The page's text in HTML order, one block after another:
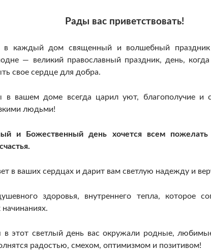
Рады вас приветствовать!
в каждый дом священный и волшебный
— великий православный праздник, день,
свое сердце для добра.
в вашем доме всегда царил уют, благополучие и
людьми!
и Божественный день хочется всем
в ваших сердцах и дарит вам светлую надежду и
здоровья, внутреннего тепла, которое
начинаниях.
этот светлый день вас окружали родные,
радостью, смехом, оптимизмом и позитивом!